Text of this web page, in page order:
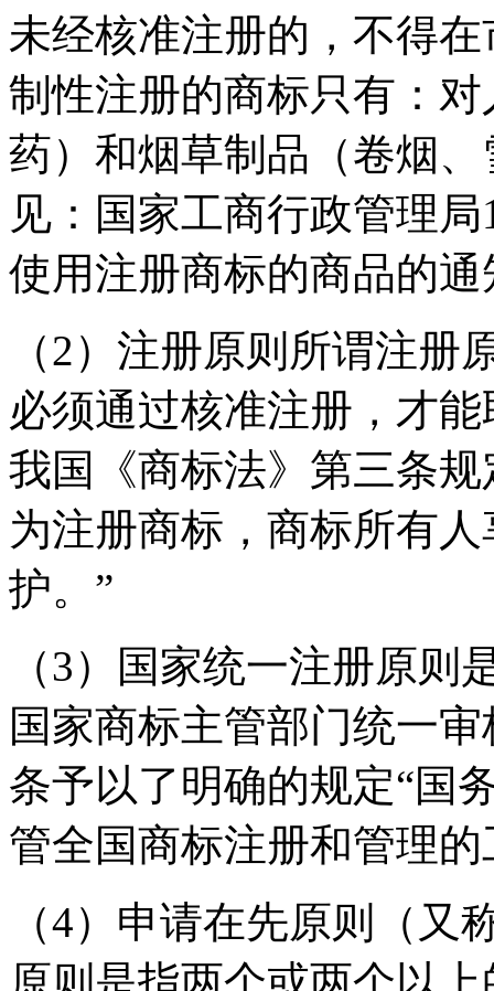
未经核准注册的，不得
制性注册的商标只有：
药）和烟草制品（卷烟
见：国家工商行政管理
使用注册商标的商品的通
（2）注册原则所谓注
必须通过核准注册，才
我国《商标法》第三条
为注册商标，商标所有
护。”
（3）国家统一注册原
国家商标主管部门统一
条予以了明确的规定“国
管全国商标注册和管理的
（4）申请在先原则（
原则是指两个或两个以